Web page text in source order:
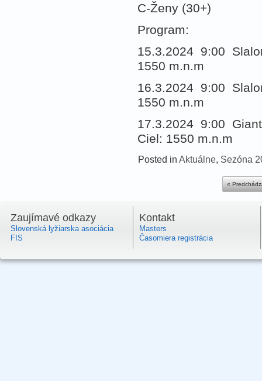
C-Ženy (30+)
Program:
15.3.2024 9:00
1550 m.n.m
16.3.2024 9:00
1550 m.n.m
17.3.2024 9:00
Ciel: 1550 m.n.m
Posted in Aktuálne Sezóna
«
Zaujímavé odkazy
Slovenská lyžiarska asociácia
FIS
Kontakt
Masters
Časomiera registrácia